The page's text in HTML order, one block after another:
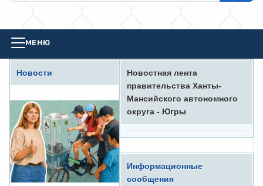
МЕНЮ
Новости
Новостная лента
правительства Ханты-
Мансийского автономного
округа - Югры
Информационные
сообщения